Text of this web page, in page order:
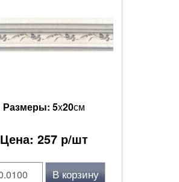
Размеры: 5x20см
Цена: 257 р/шт
В корзину